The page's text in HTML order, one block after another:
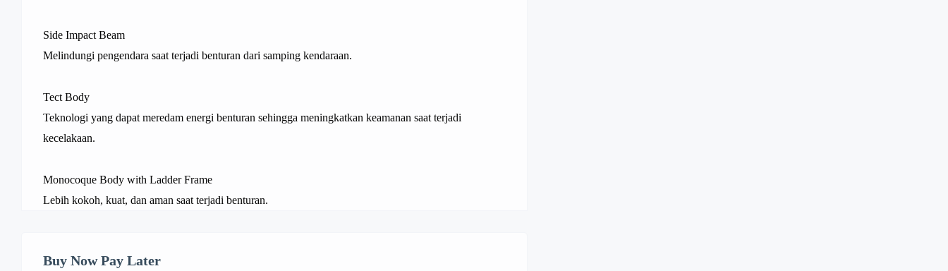
Side Impact Beam
Melindungi pengendara saat terjadi benturan dari samping kendaraan.
Tect Body
Teknologi yang dapat meredam energi benturan sehingga meningkatkan keamanan saat terjadi
kecelakaan.
Monocoque Body with Ladder Frame
Lebih kokoh, kuat, dan aman saat terjadi benturan.
Buy Now Pay Later